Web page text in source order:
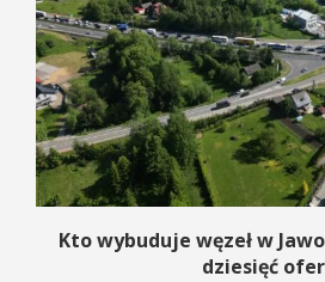
Kto wybuduje węzeł w
dziesięć